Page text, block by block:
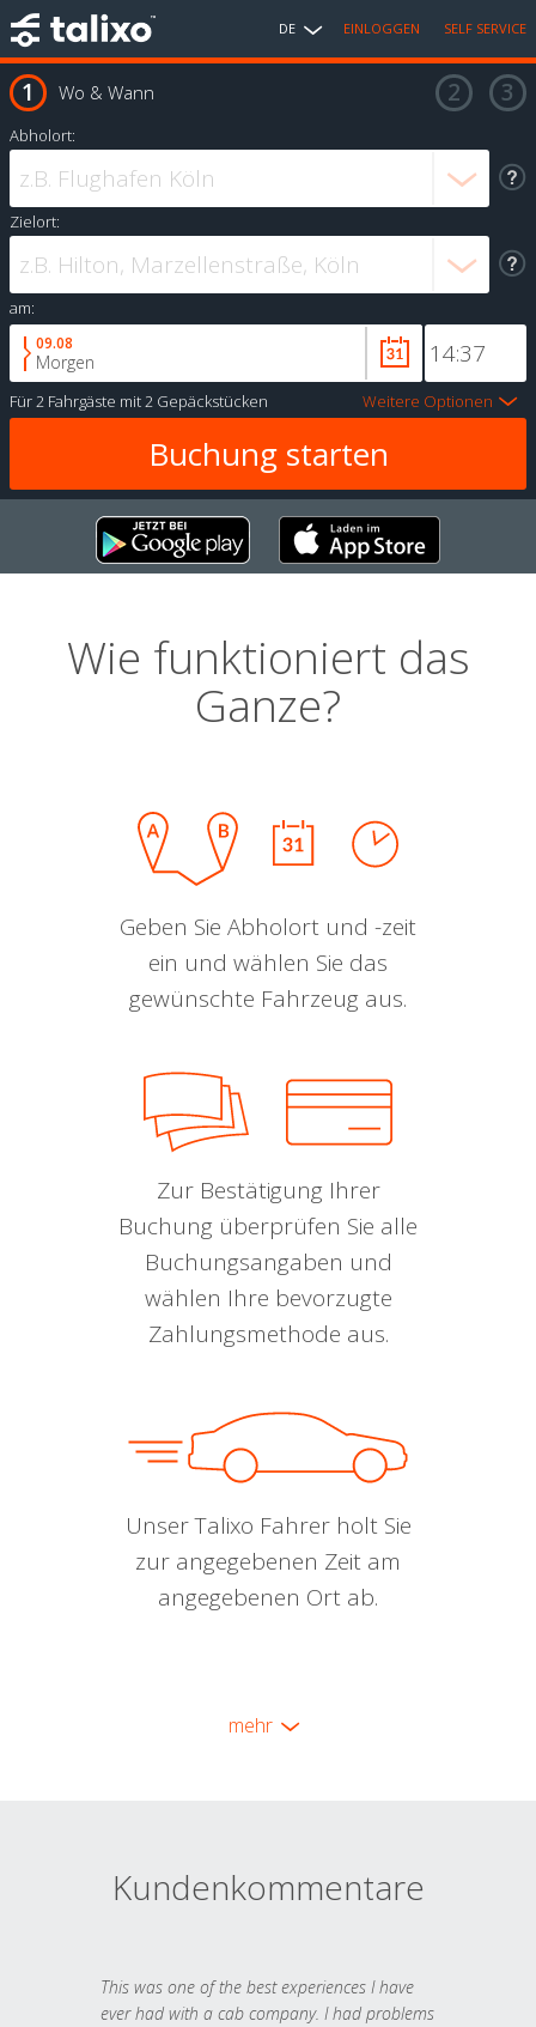
DE EINLOGGEN SELF SERVICE
Wo & Wann
Abholort:
Zielort:
am:
09.08
Morgen
Für2 Fahrgäste mit2 Gepäckstücken Weitere Optionen
Wie funktioniert das
Ganze?
Geben Sie Abholort und -zeit
ein und wählen Sie das
gewünschte Fahrzeug aus.
Zur Bestätigung Ihrer
Buchung überprüfen Sie alle
Buchungsangaben und
wählen Ihre bevorzugte
Zahlungsmethode aus.
Unser Talixo Fahrer holt Sie
zur angegebenen Zeit am
angegebenen Ort ab.
mehr
Kundenkommentare
This was one of the best experiences I have
ever had with a cab company. I had problems